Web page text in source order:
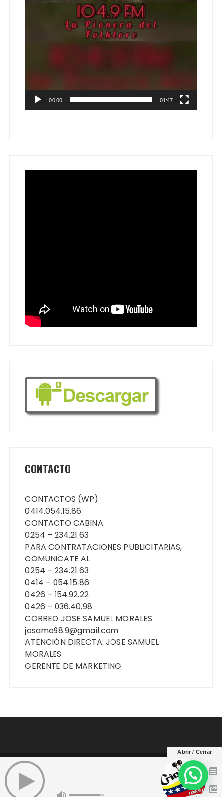
00:00 01:47
CONTACTO
CONTACTOS (WP)
0414.054.15.86
CONTACTO CABINA
0254 – 234.21.63
PARA CONTRATACIONES PUBLICITARIAS,
COMUNICATE AL
0254 – 234.21.63
0414 – 054.15.86
0426 – 154.92.22
0426 – 036.40.98
CORREO JOSE SAMUEL MORALES
josamo98.9@gmail.com
ATENCIÓN DIRECTA: JOSE SAMUEL
MORALES
GERENTE DE MARKETING.
Abrir / Cerrar
Copyright © Criollisima Yaracuy 104..9 Fm. Todos
los derechos reservados.
Tema Fascinate deThemebeez